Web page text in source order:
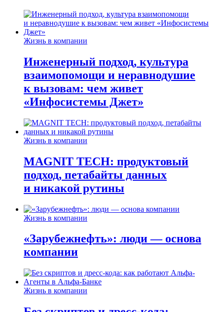
Жизнь в компании
Инженерный подход, культура
взаимопомощи и неравнодушие
к вызовам: чем живет
«Инфосистемы Джет»
Жизнь в компании
MAGNIT TECH: продуктовый
подход, петабайты данных
и никакой рутины
Жизнь в компании
«Зарубежнефть»: люди — основа
компании
Жизнь в компании